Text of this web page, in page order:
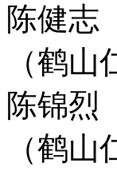
陈健志
（鹤
陈锦烈
（鹤